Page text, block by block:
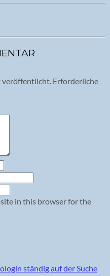
Erforderliche
in this browser for the